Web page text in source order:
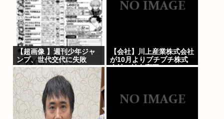
【超画像 】週刊少年ジャ
ンプ、世代交代に失敗
【会社】川上産業株式会社
が10月よりプチプチ株式
会社に社名変更